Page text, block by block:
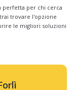
perfetta per chi cerca
trovare l'opzione
le migliori soluzioni